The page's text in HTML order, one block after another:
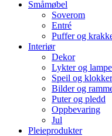
Småmøbel
Soverom
Entré
Puffer og
Interiør
Dekor
Lykter og
Speil og klokker
Bilder og
Puter og pledd
Oppbevaring
Jul
Pleieprodukter